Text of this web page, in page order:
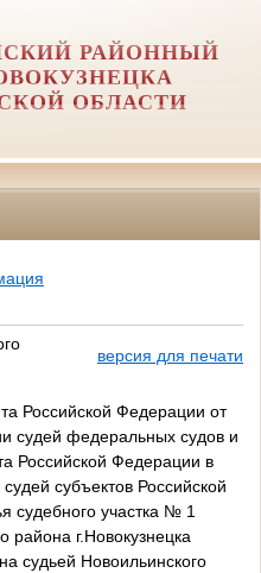
РАЙОННЫЙ
ОБЛАСТИ
версия для печати
Российской Федерации от
судей федеральных судов и
Российской Федерации в
субъектов Российской
судебного участка № 1
района г.Новокузнецка
судьей Новоильинского